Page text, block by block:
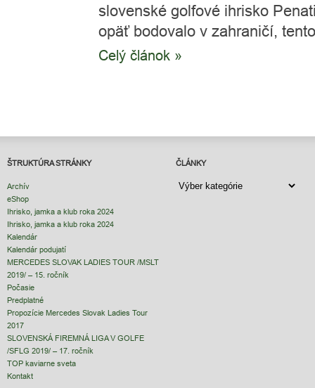
slovenské golfové ihrisko
opäť bodovalo v zahraničí,
Celý článok »
ŠTRUKTÚRA STRÁNKY
Archív
eShop
Ihrisko, jamka a klub roka 2024
Ihrisko, jamka a klub roka 2024
Kalendár
Kalendár podujatí
MERCEDES SLOVAK LADIES TOUR /MSLT
2019/ – 15. ročník
Počasie
Predplatné
Propozície Mercedes Slovak Ladies Tour
2017
SLOVENSKÁ FIREMNÁ LIGA V GOLFE
/SFLG 2019/ – 17. ročník
TOP kaviarne sveta
Kontakt
ČLÁNKY
ČLÁNKY